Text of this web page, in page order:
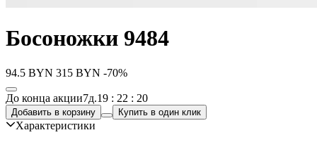
Босоножки 9484
94.5 BYN 315 BYN -70%
До конца акции7д.19 : 22 : 20
Добавить в корзину Купить в один клик
Характеристики